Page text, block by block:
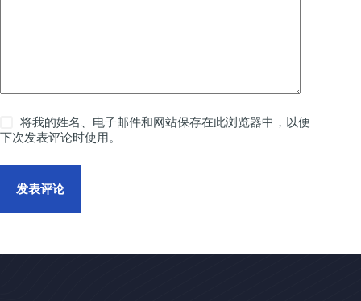
将我的姓名、电子邮件和网站保存在此浏览器中，以便
下次发表评论时使用。
发表评论